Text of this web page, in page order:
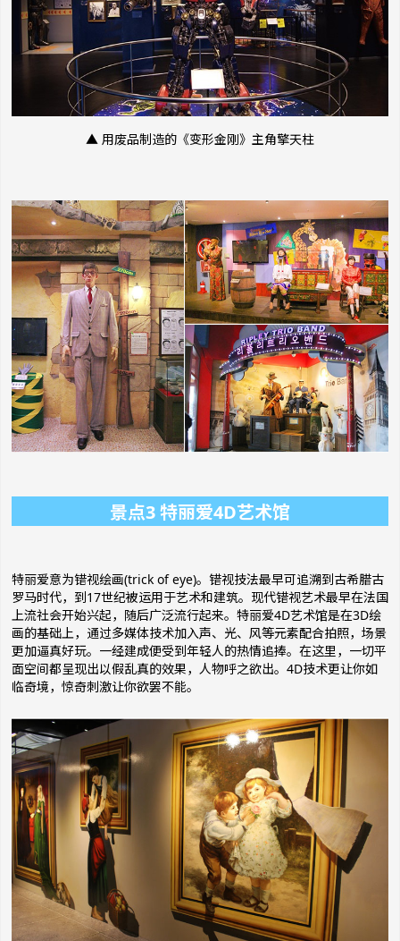
▲ 用废品制造的《变形金刚》主角擎天柱
景点3 特丽爱4D艺术馆
特丽爱意为错视绘画(trick of eye)。错视技法最早可追溯到古希腊古
罗马时代，到17世纪被运用于艺术和建筑。现代错视艺术最早在法国
上流社会开始兴起，随后广泛流行起来。特丽爱4D艺术馆是在3D绘
画的基础上，通过多媒体技术加入声、光、风等元素配合拍照，场景
更加逼真好玩。一经建成便受到年轻人的热情追捧。在这里，一切平
面空间都呈现出以假乱真的效果，人物呼之欲出。4D技术更让你如
临奇境，惊奇刺激让你欲罢不能。